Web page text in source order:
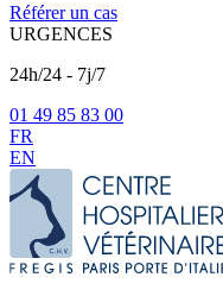
Référer un cas
URGENCES
24h/24 - 7j/7
01 49 85 83 00
FR
EN